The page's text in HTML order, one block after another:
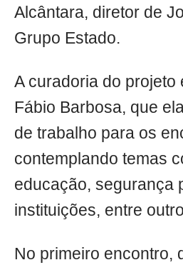
Alcântara, diretor de
Grupo Estado.
A curadoria do projeto
Fábio Barbosa, que
de trabalho para os
contemplando temas
educação, segurança
instituições, entre
No primeiro encontro,